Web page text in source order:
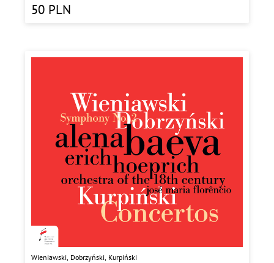
50 PLN
Wieniawski, Dobrzyński, Kurpiński